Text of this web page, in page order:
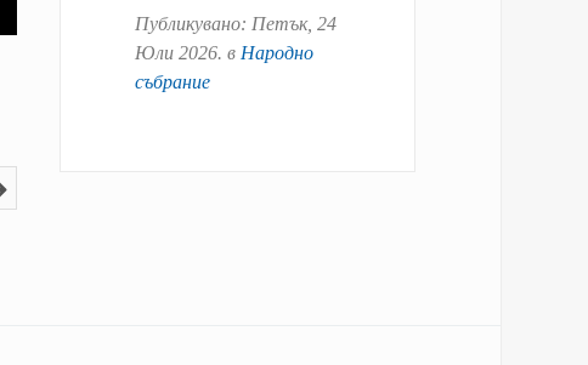
Публикувано: Петък, 24
Юли 2026. в Народно
събрание